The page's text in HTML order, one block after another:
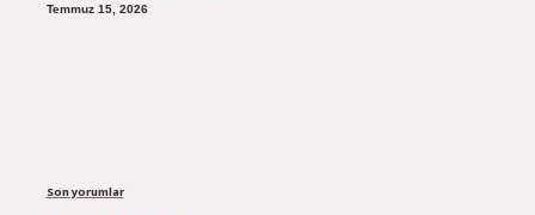
Temmuz 15, 2026
Son yorumlar